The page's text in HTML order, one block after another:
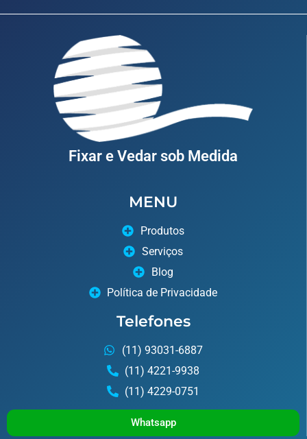
Fixar e Vedar sob Medida
MENU
Produtos
Serviços
Blog
Política de Privacidade
Telefones
(11) 93031-6887
(11) 4221-9938
(11) 4229-0751
Whatsapp